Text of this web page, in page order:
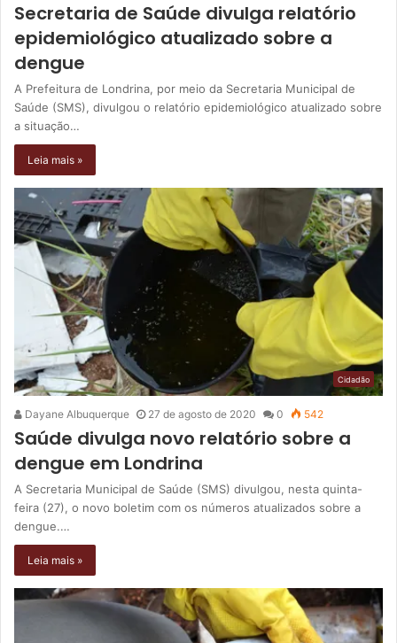
Secretaria de Saúde divulga relatório
epidemiológico atualizado sobre a
dengue
A Prefeitura de Londrina, por meio da Secretaria Municipal de
Saúde (SMS), divulgou o relatório epidemiológico atualizado sobre
a situação…
Leia mais »
Cidadão
Dayane Albuquerque 27 de agosto de 2020 0 542
Saúde divulga novo relatório sobre a
dengue em Londrina
A Secretaria Municipal de Saúde (SMS) divulgou, nesta quinta-
feira (27), o novo boletim com os números atualizados sobre a
dengue.…
Leia mais »